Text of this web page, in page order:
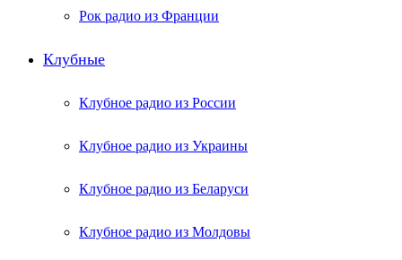
Рок радио из Франции
Клубные
Клубное радио из России
Клубное радио из Украины
Клубное радио из Беларуси
Клубное радио из Молдовы